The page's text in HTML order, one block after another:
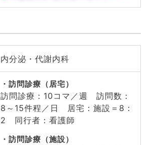
内分泌・代謝内科
訪問診療（居宅）
訪問診療：10コマ／週 訪問数：
8～15件程／日 居宅：施設＝8：
2 同行者：看護師
訪問診療（施設）